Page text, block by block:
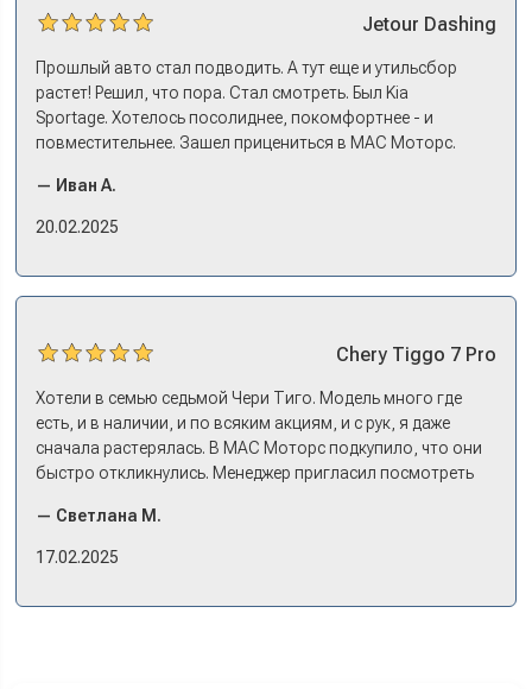
Jetour Dashing
Прошлый авто стал подводить. А тут еще и утильсбор
растет! Решил, что пора. Стал смотреть. Был Kia
Sportage. Хотелось посолиднее, покомфортнее - и
повместительнее. Зашел прицениться в МАС Моторс.
и прям мое! Даже не скажешь, что «китаец». Прям не
вылезая из него и порешали. Спортэйдж в трейд-ин
— Иван А.
20.02.2025
Chery Tiggo 7 Pro
Хотели в семью седьмой Чери Тиго. Модель много где
есть, и в наличии, и по всяким акциям, и с рук, я даже
сначала растерялась. В МАС Моторс подкупило, что они
быстро откликнулись. Менеджер пригласил посмотреть
примериться. Нам тут недалеко, пришли в салон - и в тот
же день купили машину! Неожиданно, но довольны! Все
— Светлана М.
17.02.2025